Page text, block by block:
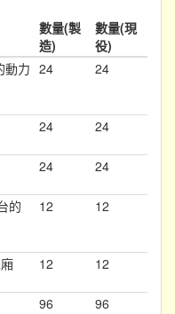
數量(製
造)
數量(現
役)
動力 24 24
24 24
24 24
的
12 12
12 12
96 96